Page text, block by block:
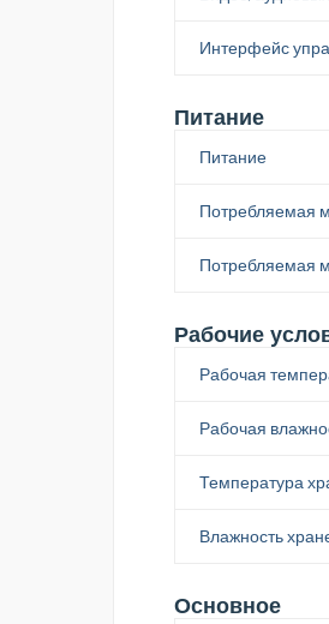
Интерфейс
Питание
Питание
Потребляемая
Потребляемая
Рабочие
Рабочая
Рабочая
Температура
Влажность
Основное